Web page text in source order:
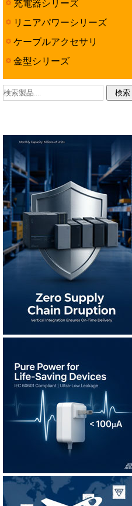
ズ充電器シリーズ
リニアパワーシリーズ
ケーブルアクセサリ
金型シリーズ